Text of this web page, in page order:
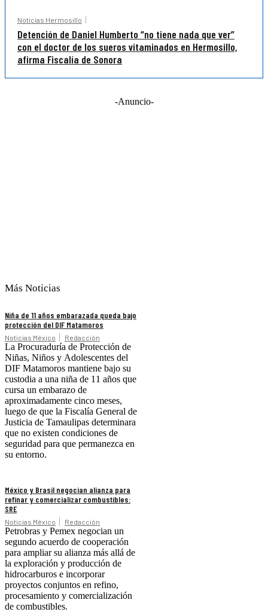
Noticias Hermosillo
Detención de Daniel Humberto “no tiene nada que ver”
con el doctor de los sueros vitaminados en Hermosillo,
afirma Fiscalía de Sonora
-Anuncio-
Más Noticias
Niña de 11 años embarazada queda bajo
protección del DIF Matamoros
Noticias México Redacción
La Procuraduría de Protección de
Niñas, Niños y Adolescentes del
DIF Matamoros mantiene bajo su
custodia a una niña de 11 años que
cursa un embarazo de
aproximadamente cinco meses,
luego de que la Fiscalía General de
Justicia de Tamaulipas determinara
que no existen condiciones de
seguridad para que permanezca en
su entorno.
México y Brasil negocian alianza para
refinar y comercializar combustibles:
SRE
Noticias México Redacción
Petrobras y Pemex negocian un
segundo acuerdo de cooperación
para ampliar su alianza más allá de
la exploración y producción de
hidrocarburos e incorporar
proyectos conjuntos en refino,
procesamiento y comercialización
de combustibles.